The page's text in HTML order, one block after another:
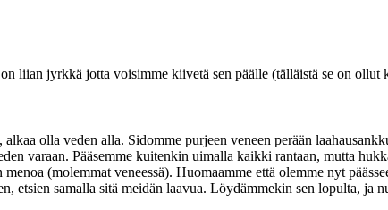
liian jyrkkä jotta voisimme kiivetä sen päälle (tälläistä se on ollut
olla veden alla. Sidomme purjeen veneen perään
varaan. Pääsemme kuitenkin uimalla kaikki rantaan, mutta
(molemmat veneessä). Huomaamme että olemme nyt
etsien samalla sitä meidän laavua. Löydämmekin sen lopulta, ja